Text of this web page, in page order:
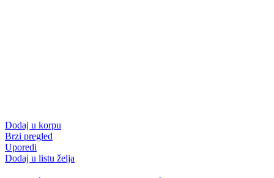
Dodaj u korpu
Brzi pregled
Uporedi
Dodaj u listu želja